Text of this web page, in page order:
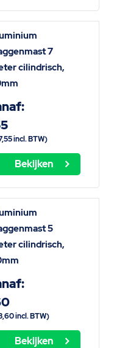
7
cilindrisch,
incl. BTW)
Bekijken
5
cilindrisch,
incl. BTW)
Bekijken